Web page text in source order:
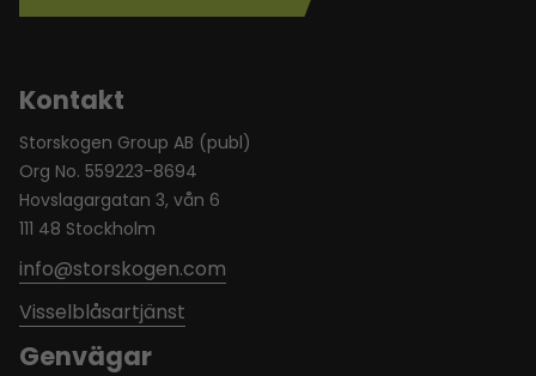
Kontakt
Storskogen Group AB (publ)
Org No. 559223-8694
Hovslagargatan 3, vån 6
111 48 Stockholm
info@storskogen.com
Visselblåsartjänst
Genvägar